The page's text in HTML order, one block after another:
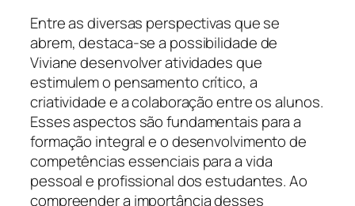
Entre as diversas perspectivas que se
abrem, destaca-se a possibilidade de
Viviane desenvolver atividades que
estimulem o pensamento crítico, a
criatividade e a colaboração entre os alunos.
Esses aspectos são fundamentais para a
formação integral e o desenvolvimento de
competências essenciais para a vida
pessoal e profissional dos estudantes. Ao
compreender a importância desses